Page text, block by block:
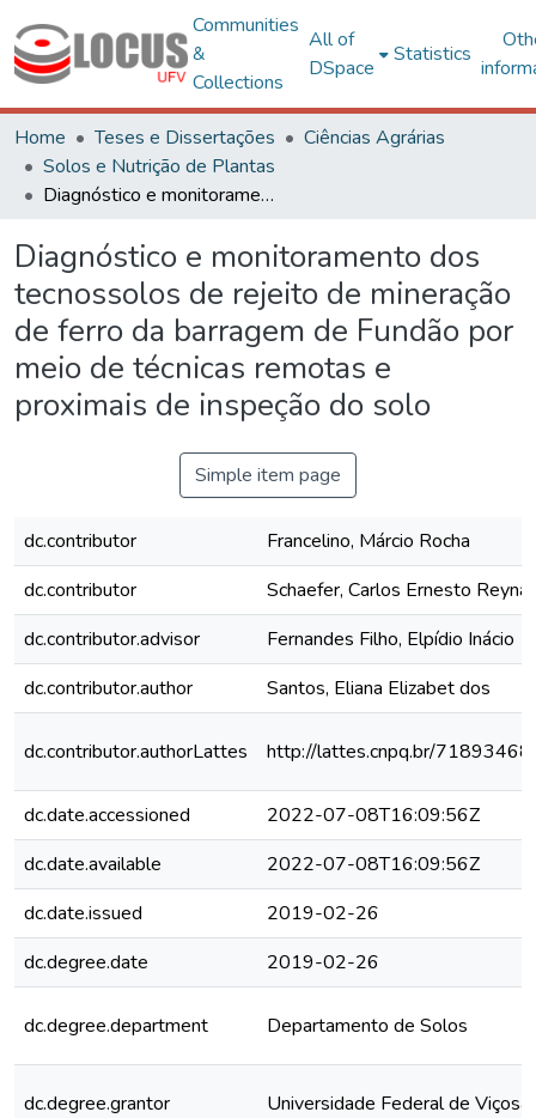
Communities
&
Collections
All of
DSpace
Statistics
Home Teses e Dissertações
Ciências Agrárias
Solos e Nutrição de Plantas
Diagnóstico e monitoramento dos tecnossolos de rejeito de mineração de ferro da barragem de Fundão por meio de técnicas remotas e proximais de inspeção do solo
Diagnóstico e monitoramento dos
tecnossolos de rejeito de mineração
de ferro da barragem de Fundão por
meio de técnicas remotas e
proximais de inspeção do solo
Simple item page
dc.contributor
Francelino, Márcio Rocha
dc.contributor
Schaefer, Carlos Ernesto
dc.contributor.advisor
Fernandes Filho, Elpídio Inácio
dc.contributor.author
Santos, Eliana Elizabet dos
dc.contributor.authorLattes http://lattes.cnpq.br/
dc.date.accessioned
2022-07-08T16:09:56Z
dc.date.available
2022-07-08T16:09:56Z
dc.date.issued
2019-02-26
dc.degree.date
2019-02-26
dc.degree.department Departamento de Solos
dc.degree.grantor Universidade Federal de Viçosa